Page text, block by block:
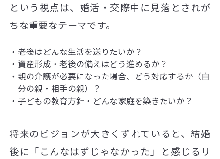
という視点は、婚活・交際中に見落とされが
ちな重要なテーマです。
老後はどんな生活を送りたいか？
資産形成・老後の備えはどう進めるか？
親の介護が必要になった場合、どう対応するか（自
分の親・相手の親）？
子どもの教育方針・どんな家庭を築きたいか？
将来のビジョンが大きくずれていると、結婚
後に「こんなはずじゃなかった」と感じるリ